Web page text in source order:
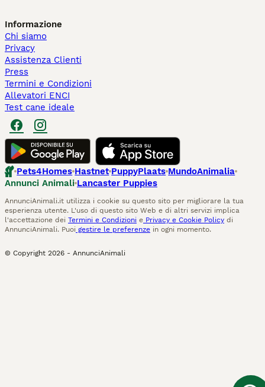
Informazione
Chi siamo
Privacy
Assistenza Clienti
Press
Termini e Condizioni
Allevatori ENCI
Test cane ideale
Pets4Homes Hastnet PuppyPlaats MundoAnimalia
Annunci Animali Lancaster Puppies
AnnunciAnimali.it utilizza i cookie su questo sito per migliorare la tua
esperienza utente. L'uso di questo sito Web e di altri servizi implica
l'accettazione dei Termini e Condizioni e Privacy e Cookie Policy di
AnnunciAnimali. Puoi gestire le preferenze in ogni momento.
© Copyright 2026 - AnnunciAnimali